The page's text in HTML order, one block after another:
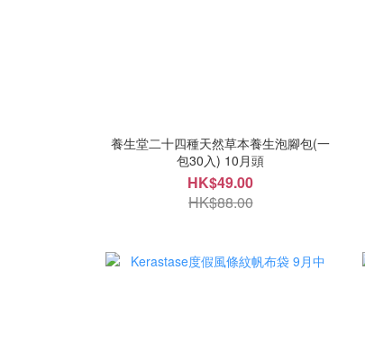
養生堂二十四種天然草本養生泡腳包(一
包30入) 10月頭
HK$49.00
HK$88.00